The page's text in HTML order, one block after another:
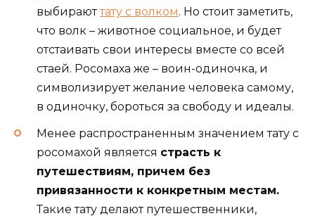
выбираюттату с волком. Но стоит заметить,
что волк – животное социальное, и будет
отстаивать свои интересы вместе со всей
стаей. Росомаха же – воин-одиночка, и
символизирует желание человека самому,
в одиночку, бороться за свободу и идеалы.
Менее распространенным значением тату с
росомахой является страсть к
путешествиям, причем без
привязанности к конкретным местам.
Такие тату делают путешественники,